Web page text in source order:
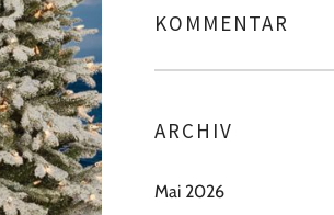
KOMMENTAR
ARCHIV
Mai 2026